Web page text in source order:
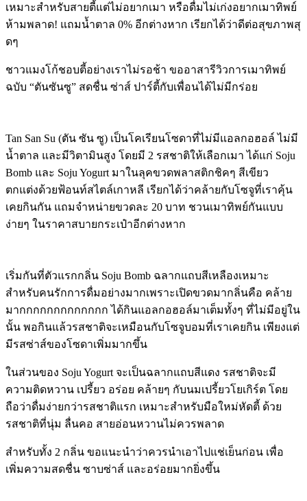
เหมาะสำหรับสายตี้แต่ไม่อยากเมา หรือดื่มไม่เก่งอยากเมาทิพย์
ห้ามพลาด! แถมน้ำตาล 0% อีกต่างหาก เรียกได้ว่าดีต่อสุขภาพสุ
ดๆ
ชาวแมงโก้ชอบตี้อย่างเราไม่รอช้า ขออาสารีวิวการเมาทิพย์
ฉบับ “ตันซันซู” สดชื่น ซ่าส์ ปาร์ตี้กับเพื่อนได้ไม่มีกร่อย
Tan San Su (ตัน ซัน ซู) เป็นโคเรียนโซดาที่ไม่มีแอลกอฮอล์ ไม่มี
น้ำตาล และมีวิตามินสูง โดยมี 2 รสชาติให้เลือกเมา ได้แก่ Soju
Bomb และ Soju Yogurt มาในลุคขวดพลาสติกชิคๆ สีเขียว
ตกแต่งด้วยฟ้อนท์สไตล์เกาหลี เรียกได้ว่าคล้ายกับโซจูที่เราคุ้น
เคยกินกัน แถมจำหน่ายขวดละ 20 บาท ชวนเมาทิพย์กันแบบ
ง่ายๆ ในราคาสบายกระเป๋าอีกต่างหาก
เริ่มกันที่ตัวแรกกลิ่น Soju Bomb ฉลากแถบสีเหลืองเหมาะ
สำหรับคนรักการดื่มอย่างมากเพราะเปิดขวดมากลิ่นคือ คล้าย
มากกกกกกกกกกกกก ได้กินแอลกอฮอล์มาเต็มทั้งๆ ที่ไม่มีอยู่ใน
นั้น พอกินแล้วรสชาติจะเหมือนกับโซจูบอมที่เราเคยกิน เพียงแต่
มีรสซ่าส์ของโซดาเพิ่มมากขึ้น
ในส่วนของ Soju Yogurt จะเป็นฉลากแถบสีแดง รสชาติจะมี
ความติดหวาน เปรี้ยว อร่อย คล้ายๆ กับนมเปรี้ยวโยเกิร์ต โดย
ถือว่าดื่มง่ายกว่ารสชาติแรก เหมาะสำหรับมือใหม่หัดตี้ ด้วย
รสชาติที่นุ่ม ลื่นคอ สายอ่อนหวานไม่ควรพลาด
สำหรับทั้ง 2 กลิ่น ขอแนะนำว่าควรนำเอาไปแช่เย็นก่อน เพื่อ
เพิ่มความสดชื่น ซาบซ่าส์ และอร่อยมากยิ่งขึ้น